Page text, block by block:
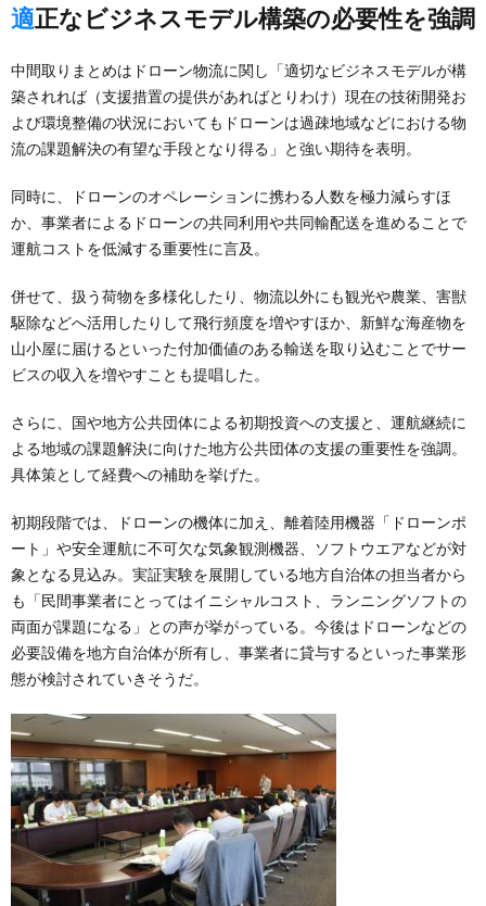
適正なビジネスモデル構築の必要性を強調
中間取りまとめはドローン物流に関し「適切なビジネスモデルが構
築されれば（支援措置の提供があればとりわけ）現在の技術開発お
よび環境整備の状況においてもドローンは過疎地域などにおける物
流の課題解決の有望な手段となり得る」と強い期待を表明。
同時に、ドローンのオペレーションに携わる人数を極力減らすほ
か、事業者によるドローンの共同利用や共同輸配送を進めることで
運航コストを低減する重要性に言及。
併せて、扱う荷物を多様化したり、物流以外にも観光や農業、害獣
駆除などへ活用したりして飛行頻度を増やすほか、新鮮な海産物を
山小屋に届けるといった付加価値のある輸送を取り込むことでサー
ビスの収入を増やすことも提唱した。
さらに、国や地方公共団体による初期投資への支援と、運航継続に
よる地域の課題解決に向けた地方公共団体の支援の重要性を強調。
具体策として経費への補助を挙げた。
初期段階では、ドローンの機体に加え、離着陸用機器「ドローンポ
ート」や安全運航に不可欠な気象観測機器、ソフトウエアなどが対
象となる見込み。実証実験を展開している地方自治体の担当者から
も「民間事業者にとってはイニシャルコスト、ランニングソフトの
両面が課題になる」との声が挙がっている。今後はドローンなどの
必要設備を地方自治体が所有し、事業者に貸与するといった事業形
態が検討されていきそうだ。